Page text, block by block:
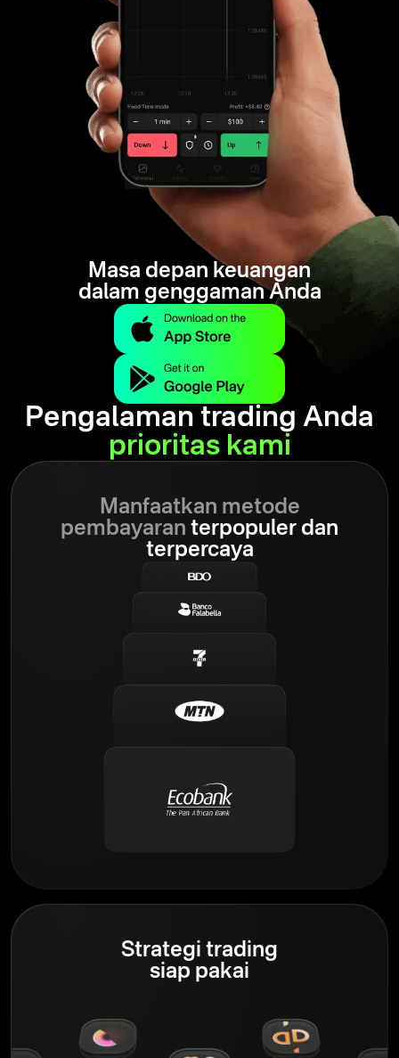
Masa depan keuangan
dalam genggaman Anda
Pengalaman trading Anda
prioritas kami
Manfaatkan metode
pembayaran terpopuler dan
terpercaya
Strategi trading
siap pakai